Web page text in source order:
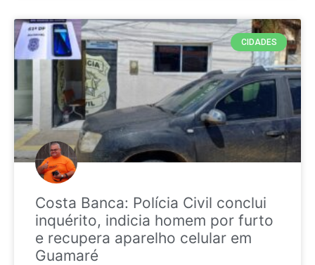
CIDADES
Costa Banca: Polícia Civil conclui
inquérito, indicia homem por furto
e recupera aparelho celular em
Guamaré